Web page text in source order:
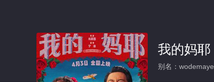
我的妈耶
别名：wodemaye